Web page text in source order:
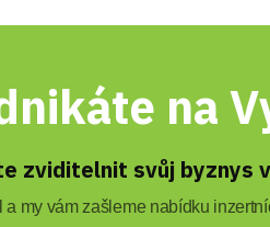
na
zviditelnit svůj byznys
my vám zašleme nabídku